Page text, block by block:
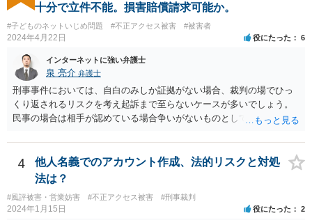
十分で立件不能。損害賠償請求可能か。
#子どものネットいじめ問題 #不正アクセス被害 #被害者
2024年4月22日 役にたった 6
インターネットに強い弁護士
泉 亮介 弁護士
刑事事件においては、自白のみしか証拠がない場合、裁判の場でひっ
くり返されるリスクを考え起訴まで至らないケースが多いでしょう。
民事の場合は相手が認めている場合争いがないものとして請求が認め
す。
4
他人名義でのアカウント作成、法的リスクと対処
法は？
#風評被害・営業妨害 #不正アクセス被害 #刑事裁判
2024年1月15日 役にたった 2